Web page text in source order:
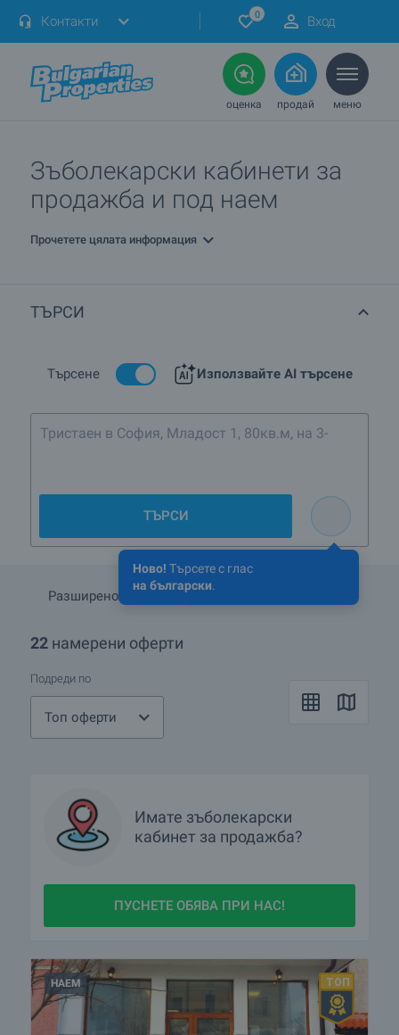
Контакти 0 Вход
оценка продай меню
Зъболекарски кабинети за
продажба и под наем
Прочетете цялата информация
ТЪРСИ
Търсене Използвайте AI търсене
Ново! Търсете с глас
на български.
Тристаен в София, Младост 1, 80кв.м, на 3-ти
ТЪРСИ
Разширено търсене
22 намерени оферти
Подреди по
Топ оферти
Имате зъболекарски
кабинет за продажба?
ПУСНЕТЕ ОБЯВА ПРИ НАС!
НАЕМ